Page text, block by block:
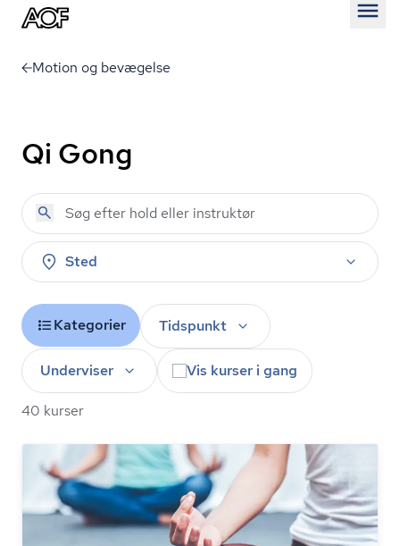
Motion og bevægelse
Qi Gong
Sted
Kategorier Tidspunkt
Underviser Vis kurser i gang
40 kurser